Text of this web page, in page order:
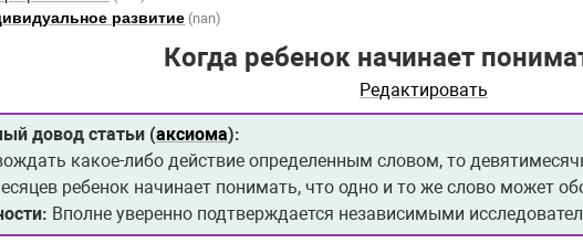
развитие (nan)
Когда ребенок начинает
Редактировать
довод статьи (аксиома):
какое-либо действие определенным словом, то
ребенок начинает понимать, что одно и то же слово может
Вполне уверенно подтверждается независимыми